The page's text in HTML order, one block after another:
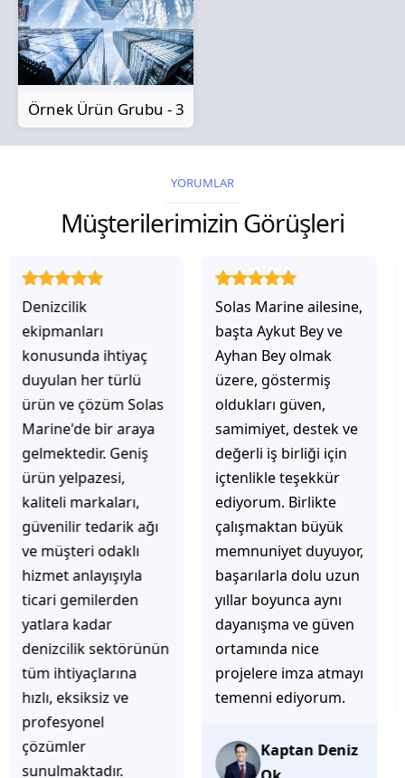
Örnek Ürün Grubu - 3
YORUMLAR
Müşterilerimizin Görüşleri
Solas Marine ailesine,
başta Aykut Bey ve
Ayhan Bey olmak
üzere, göstermiş
oldukları güven,
samimiyet, destek ve
değerli iş birliği için
içtenlikle teşekkür
ediyorum. Birlikte
çalışmaktan büyük
memnuniyet duyuyor,
başarılarla dolu uzun
yıllar boyunca aynı
dayanışma ve güven
ortamında nice
projelere imza atmayı
temenni ediyorum.
Kaptan Deniz
Solas Marine ile
çalıştığınızda,
işlerinin gerçekten
çözüm üretmeye
odaklı olduğunu
hemen fark
ediyorsunuz.
İhtiyaçlarınıza hızlı ve
doğru çözümler
sunmaya çalışıyorlar.
Müşteri
memnuniyetini ön
planda tutan
yaklaşımları, ilgili
iletişimleri ve
güvenilir hizmet
anlayışları sayesinde
başarılı bir ekip
olduklarını